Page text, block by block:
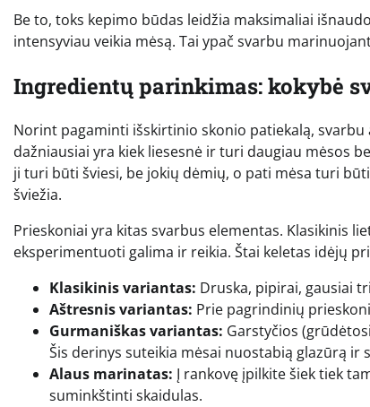
Be to, toks kepimo būdas leidžia maksimaliai
intensyviau veikia mėsą. Tai ypač svarbu
Ingredientų parinkimas: kokybė
Norint pagaminti išskirtinio skonio patiekalą,
dažniausiai yra kiek liesesnė ir turi daugiau mėsos
ji turi būti šviesi, be jokių dėmių, o pati mėsa turi
šviežia.
Prieskoniai yra kitas svarbus elementas. Klasikinis
eksperimentuoti galima ir reikia. Štai keletas idėjų
Klasikinis variantas: Druska, pipirai, gausiai
Aštresnis variantas: Prie pagrindinių
Gurmaniškas variantas: Garstyčios
Šis derinys suteikia mėsai nuostabią glazūrą ir
Alaus marinatas: Į rankovę įpilkite šiek tiek
suminkštinti skaidulas.